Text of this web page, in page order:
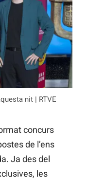
nit | RTVE
concurs
de l’ens
Ja des del
les